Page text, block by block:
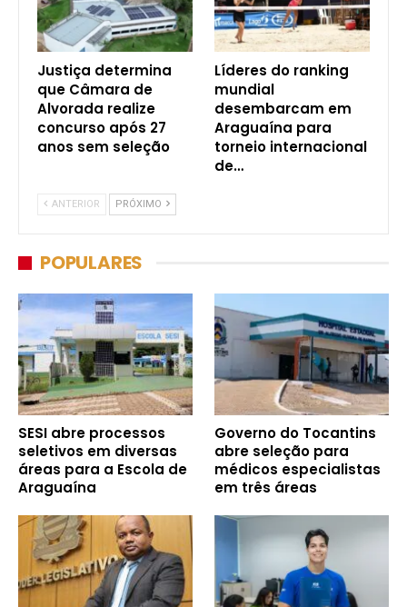
Justiça determina
que Câmara de
Alvorada realize
concurso após 27
anos sem seleção
Líderes do ranking
mundial
desembarcam em
Araguaína para
torneio internacional
de…
ANTERIOR PRÓXIMO
POPULARES
SESI abre processos
seletivos em diversas
áreas para a Escola de
Araguaína
Governo do Tocantins
abre seleção para
médicos especialistas
em três áreas